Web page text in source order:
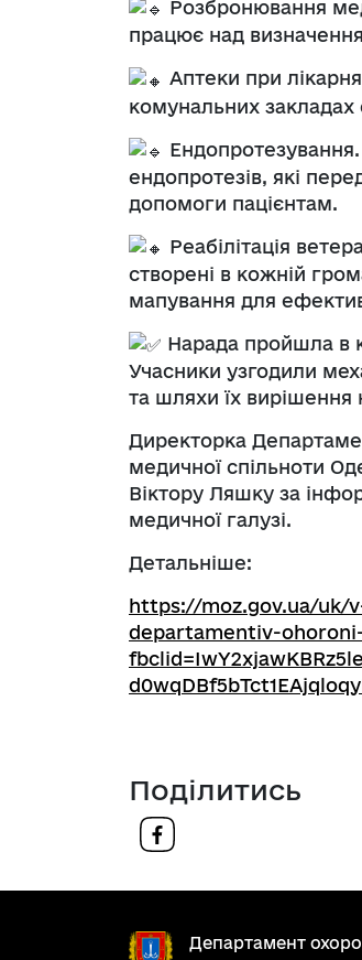
Розбронювання
працює над
Аптеки при
комунальних закладах
ендопротезів, які
допомоги пацієнтам.
Реабілітація
створені в кожній
мапування для
Нарада пройшла в
Учасники узгодили
та шляхи їх вирішення
Директорка
медичної спільноти
Віктору Ляшку за
медичної галузі.
Детальніше:
https://moz.gov.ua/uk/
departamentiv-
Поділитись
Департамент